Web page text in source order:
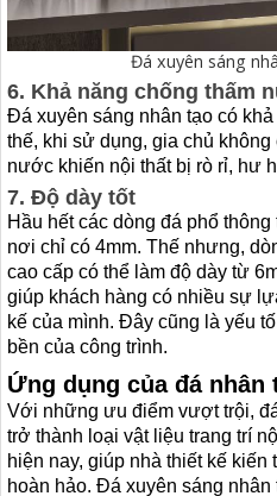
Đá xuyên sáng
6. Khả năng chống thấm
Đá xuyên sáng nhân tạo có
thế, khi sử dụng, gia chủ
nước khiến nội thất bị rò rỉ, hư
7. Độ dày tốt
Hầu hết các dòng đá phổ
nơi chỉ có 4mm. Thế nhưng,
cao cấp có thể làm độ dày từ
giúp khách hàng có nhiều sự
kế của mình. Đây cũng là yếu
bền của công trình.
Ứng dụng của đá nhân
Với những ưu điểm vượt trội,
trở thành loại vật liệu trang trí
hiện nay, giúp nhà thiết kế
hoàn hảo. Đá xuyên sáng